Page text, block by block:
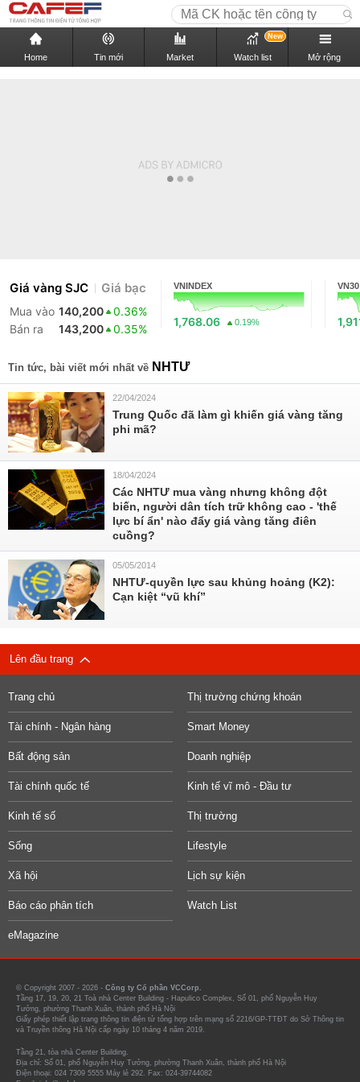
Home Tin mới Market Watch list
New
Mở rộng
Giá vàng SJC Giá bạc
Mua vào 140,200
0.36%
Bán ra
143,200 0.35%
VNINDEX
1,768.06 0.19%
VN30
Tin tức, bài viết mới nhất về NHTƯ
22/04/2024
Trung Quốc đã làm gì khiến giá vàng tăng
phi mã?
18/04/2024
Các NHTƯ mua vàng nhưng không đột
biến, người dân tích trữ không cao - 'thế
lực bí ẩn' nào đẩy giá vàng tăng điên
cuồng?
05/05/2014
NHTƯ-quyền lực sau khủng hoảng (K2):
Cạn kiệt “vũ khí”
Lên đầu trang
Trang chủ Thị trường chứng khoán
Tài chính - Ngân hàng Smart Money
Bất động sản Doanh nghiệp
Tài chính quốc tế Kinh tế vĩ mô - Đầu tư
Kinh tế số Thị trường
Sống Lifestyle
Xã hội Lịch sự kiện
Báo cáo phân tích Watch List
eMagazine
© Copyright 2007 - 2026 - Công ty Cổ phần VCCorp.
Tầng 17, 19, 20, 21 Toà nhà Center Building - Hapulico Complex, Số 01, phố Nguyễn Huy
Tưởng, phường Thanh Xuân, thành phố Hà Nội
Giấy phép thiết lập trang thông tin điện tử tổng hợp trên mạng số 2216/GP-TTĐT do Sở Thông tin
và Truyền thông Hà Nội cấp ngày 10 tháng 4 năm 2019.
Tầng 21, tòa nhà Center Building.
Địa chỉ: Số 01, phố Nguyễn Huy Tưởng, phường Thanh Xuân, thành phố Hà Nội
Điện thoại: 024 7309 5555 Máy lẻ 292. Fax: 024-39744082